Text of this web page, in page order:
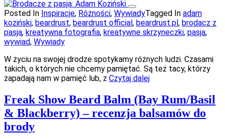
Posted In Inspiracje, Różności, WywiadyTagged In adam
koziński, beardrust, beardrust official , beardrust.pl , brodacz z
pasją, kreatywna fotografia, kreatywne skrzyneczki, pasja,
wywiad, Wywiady
W życiu na swojej drodze spotykamy różnych ludzi. Czasami
takich, o których nie chcemy pamiętać. Są też tacy, którzy
zapadają nam w pamięć lub, z Czytaj dalej
Freak Show Beard Balm (Bay Rum/Basil
& Blackberry) – recenzja balsamów do
brody